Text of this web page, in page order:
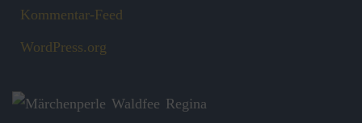
Kommentar-Feed
WordPress.org